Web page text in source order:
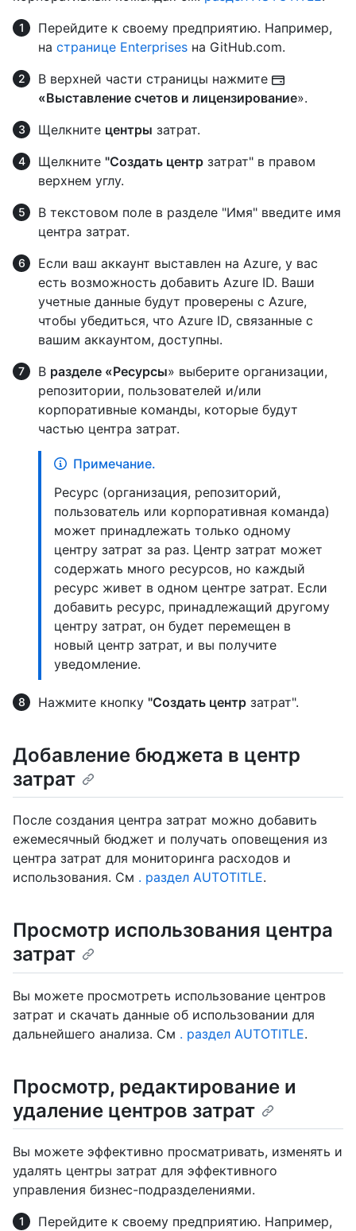
Перейдите к своему предприятию. Например,
на странице Enterprises на GitHub.com.
В верхней части страницы нажмите
«Выставление счетов и лицензирование».
Щелкните центры затрат.
Щелкните "Создать центр затрат" в правом
верхнем углу.
В текстовом поле в разделе "Имя" введите имя
центра затрат.
Если ваш аккаунт выставлен на Azure, у вас
есть возможность добавить Azure ID. Ваши
учетные данные будут проверены с Azure,
чтобы убедиться, что Azure ID, связанные с
вашим аккаунтом, доступны.
В разделе «Ресурсы» выберите организации,
репозитории, пользователей и/или
корпоративные команды, которые будут
частью центра затрат.
Примечание.
Ресурс (организация, репозиторий,
пользователь или корпоративная команда)
может принадлежать только одному
центру затрат за раз. Центр затрат может
содержать много ресурсов, но каждый
ресурс живет в одном центре затрат. Если
добавить ресурс, принадлежащий другому
центру затрат, он будет перемещен в
новый центр затрат, и вы получите
уведомление.
Нажмите кнопку "Создать центр затрат".
Добавление бюджета в центр
затрат
После создания центра затрат можно добавить
ежемесячный бюджет и получать оповещения из
центра затрат для мониторинга расходов и
использования. См . раздел AUTOTITLE.
Просмотр использования центра
затрат
Вы можете просмотреть использование центров
затрат и скачать данные об использовании для
дальнейшего анализа. См . раздел AUTOTITLE.
Просмотр, редактирование и
удаление центров затрат
Вы можете эффективно просматривать, изменять и
удалять центры затрат для эффективного
управления бизнес-подразделениями.
Перейдите к своему предприятию. Например,